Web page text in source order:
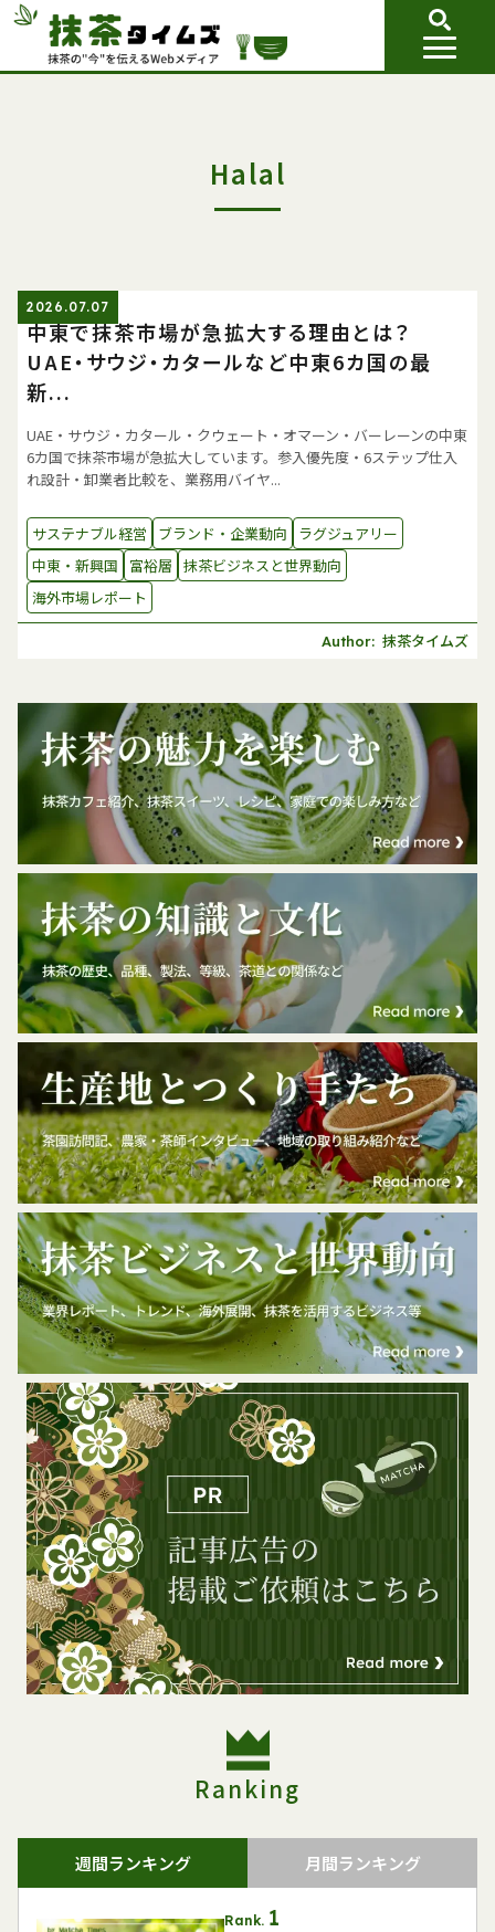
Halal
2026.07.07
中東で抹茶市場が急拡大する理由とは？
UAE・サウジ・カタールなど中東6カ国の最
新...
UAE・サウジ・カタール・クウェート・オマーン・バーレーンの中東
6カ国で抹茶市場が急拡大しています。参入優先度・6ステップ仕入
れ設計・卸業者比較を、業務用バイヤ...
サステナブル経営 ブランド・企業動向
ラグジュアリー
中東・新興国
富裕層 抹茶ビジネスと世界動向
海外市場レポート
Author: 抹茶タイムズ
Ranking
週間ランキング 月間ランキング
Rank.